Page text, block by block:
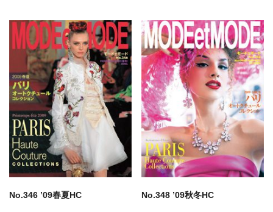
No.346 ’09春夏HC No.348 ’09秋冬HC